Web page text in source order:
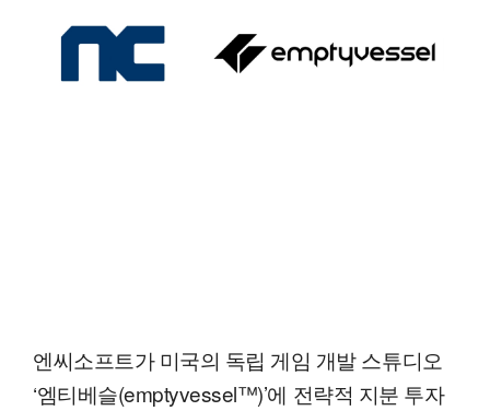
엔씨소프트가 미국의 독립 게임 개발 스튜디오
‘엠티베슬(emptyvessel™)’에 전략적 지분 투자